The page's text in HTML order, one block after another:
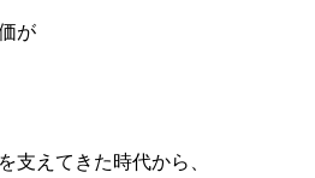
が
支えてきた時代から、